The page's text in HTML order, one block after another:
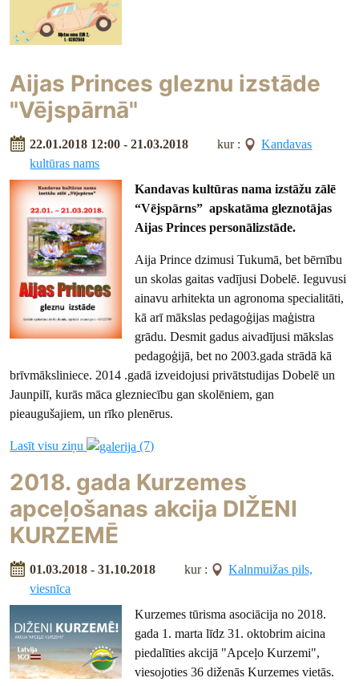
Aijas Princes gleznu izstāde
"Vējspārnā"
22.01.2018 12:00 - 21.03.2018 kur :
Kandavas
kultūras nams
Kandavas kultūras nama izstāžu zālē
“Vējspārns” apskatāma gleznotājas
Aijas Princes personālizstāde.
Aija Prince dzimusi Tukumā, bet bērnību
un skolas gaitas vadījusi Dobelē. Ieguvusi
ainavu arhitekta un agronoma specialitāti,
kā arī mākslas pedagoģijas maģistra
grādu. Desmit gadus aivadījusi mākslas
pedagoģijā, bet no 2003.gada strādā kā
brīvmāksliniece. 2014 .gadā izveidojusi privātstudijas Dobelē un
Jaunpilī, kurās māca glezniecību gan skolēniem, gan
pieaugušajiem, un rīko plenērus.
Lasīt visu ziņu (7)
2018. gada Kurzemes
apceļošanas akcija DIŽENI
KURZEMĒ
01.03.2018 - 31.10.2018 kur :
Kalnmuižas pils,
viesnīca
Kurzemes tūrisma asociācija no 2018.
gada 1. marta līdz 31. oktobrim aicina
piedalīties akcijā "Apceļo Kurzemi",
viesojoties 36 diženās Kurzemes vietās.